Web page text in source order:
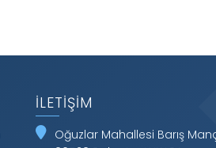
İLETIŞIM
Oğuzlar Mahallesi Barış